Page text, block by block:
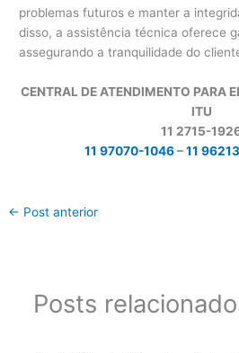
problemas futuros e manter a
disso, a assistência técnica oferece
assegurando a tranquilidade do
CENTRAL DE ATENDIMENTO PARA
ITU
11 2715-
11 97070-1046–11
← Post anterior
Posts